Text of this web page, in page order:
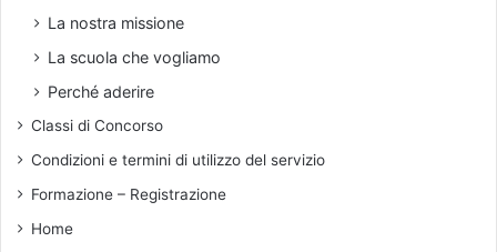
La nostra missione
La scuola che vogliamo
Perché aderire
Classi di Concorso
Condizioni e termini di utilizzo del servizio
Formazione – Registrazione
Home